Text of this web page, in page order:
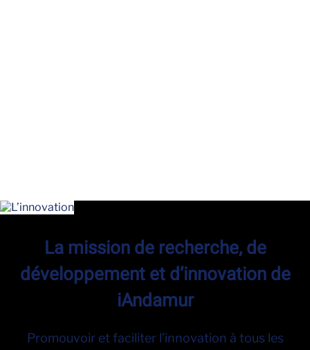
La mission de recherche, de
développement et d’innovation de
iAndamur
Promouvoir et faciliter l’innovation à tous les